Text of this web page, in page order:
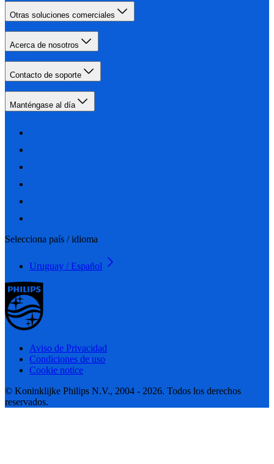
Otras soluciones comerciales
Acerca de nosotros
Contacto de soporte
Manténgase al día
Selecciona país / idioma
Uruguay / Español
Aviso de Privacidad
Condiciones de uso
Cookie notice
© Koninklijke Philips N.V., 2004 - 2026. Todos los derechos
reservados.